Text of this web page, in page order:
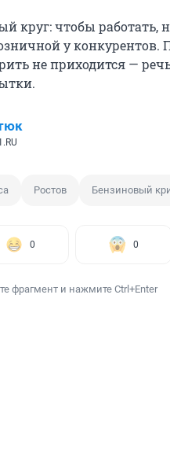
круг: чтобы работать,
у конкурентов.
не приходится —
Ростов Бензиновый
0 0
фрагмент и нажмите Ctrl+Enter